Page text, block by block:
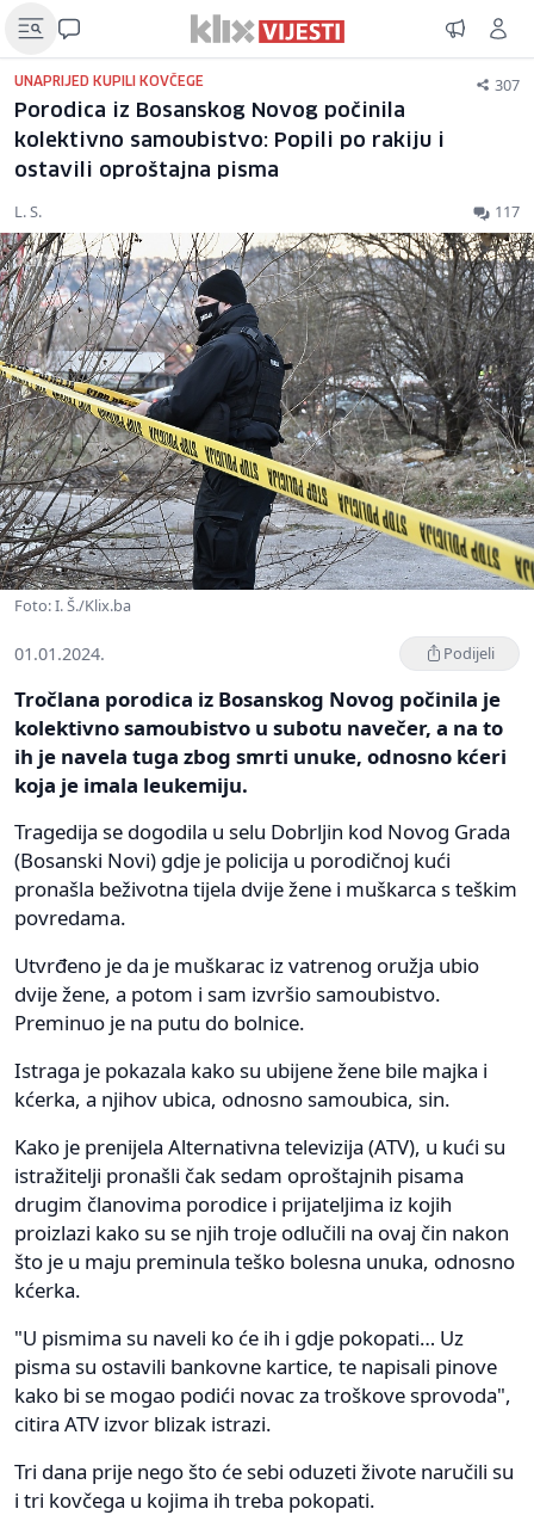
UNAPRIJED KUPILI KOVČEGE 307
Porodica iz Bosanskog Novog počinila
kolektivno samoubistvo: Popili po rakiju i
ostavili oproštajna pisma
L. S. 117
Foto: I. Š./Klix.ba
01.01.2024. Podijeli
Tročlana porodica iz Bosanskog Novog počinila je
kolektivno samoubistvo u subotu navečer, a na to
ih je navela tuga zbog smrti unuke, odnosno kćeri
koja je imala leukemiju.
Tragedija se dogodila u selu Dobrljin kod Novog Grada
(Bosanski Novi) gdje je policija u porodičnoj kući
pronašla beživotna tijela dvije žene i muškarca s teškim
povredama.
Utvrđeno je da je muškarac iz vatrenog oružja ubio
dvije žene, a potom i sam izvršio samoubistvo.
Preminuo je na putu do bolnice.
Istraga je pokazala kako su ubijene žene bile majka i
kćerka, a njihov ubica, odnosno samoubica, sin.
Kako je prenijela Alternativna televizija (ATV), u kući su
istražitelji pronašli čak sedam oproštajnih pisama
drugim članovima porodice i prijateljima iz kojih
proizlazi kako su se njih troje odlučili na ovaj čin nakon
što je u maju preminula teško bolesna unuka, odnosno
kćerka.
"U pismima su naveli ko će ih i gdje pokopati… Uz
pisma su ostavili bankovne kartice, te napisali pinove
kako bi se mogao podići novac za troškove sprovoda",
citira ATV izvor blizak istrazi.
Tri dana prije nego što će sebi oduzeti živote naručili su
i tri kovčega u kojima ih treba pokopati.